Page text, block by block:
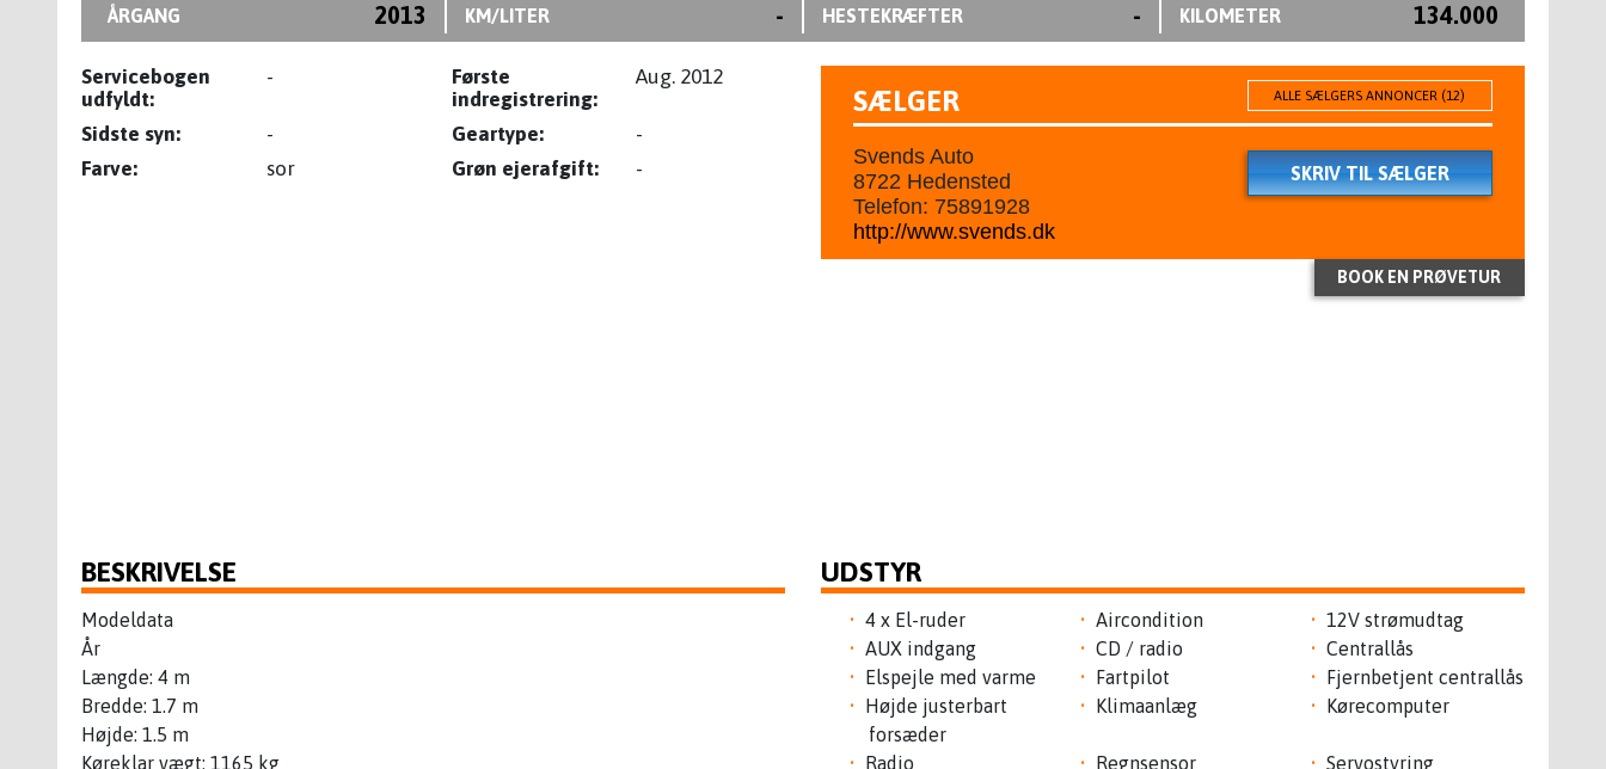
ÅRGANG 2013 KM/LITER - HESTEKRÆFTER - KILOMETER 134.000
Servicebogen
udfyldt:
-
Første
indregistrering:
Aug. 2012
Sidste syn: - Geartype:
-
Farve:
sor Grøn ejerafgift: -
SÆLGER
Svends Auto
8722 Hedensted
Telefon: 75891928
http://www.svends.dk
SKRIV TIL SÆLGER
ALLE SÆLGERS ANNONCER (12)
BOOK EN PRØVETUR
BESKRIVELSE
Modeldata
År
Længde: 4 m
Bredde: 1.7 m
Højde: 1.5 m
Køreklar vægt: 1165 kg
UDSTYR
4 x El-ruder Aircondition
12V strømudtag
AUX indgang
CD / radio
Centrallås
Elspejle med varme
Fartpilot
Fjernbetjent centrallås
Højde justerbart
forsæder
Klimaanlæg Kørecomputer
Radio Regnsensor
Servostyring